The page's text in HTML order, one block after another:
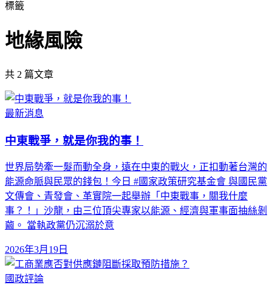
標籤
地緣風險
共 2 篇文章
最新消息
中東戰爭，就是你我的事！
世界局勢牽一髮而動全身，遠在中東的戰火，正扣動著台灣的
能源命脈與民眾的錢包！今日 #國家政策研究基金會 與國民黨
文傳會、青發會、革實院一起舉辦「中東戰事，關我什麼
事？！」沙龍，由三位頂尖專家以能源、經濟與軍事面抽絲剝
繭。 當執政黨仍沉溺於意
2026年3月19日
國政評論